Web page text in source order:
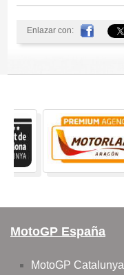
Enlazar con:
MotoGP España
MotoGP Catalunya